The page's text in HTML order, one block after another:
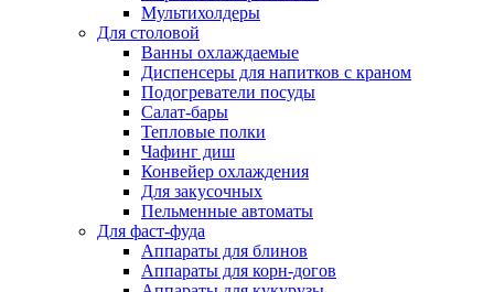
Мультихолдеры
Для столовой
Ванны охлаждаемые
Диспенсеры для напитков с краном
Подогреватели посуды
Салат-бары
Тепловые полки
Чафинг диш
Конвейер охлаждения
Для закусочных
Пельменные автоматы
Для фаст-фуда
Аппараты для блинов
Аппараты для корн-догов